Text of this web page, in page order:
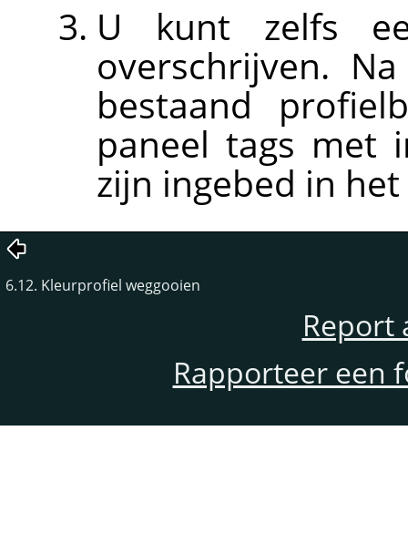
U kunt zelfs
overschrijven.
bestaand
paneel tags met
zijn ingebed in
6.12. Kleurprofiel weggooien
Report
Rapporteer een